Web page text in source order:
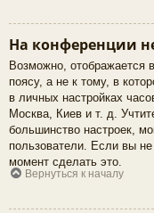
На конференции
Возможно, отображается
поясу, а не к тому, в
в личных настройках
Москва, Киев и т. д.
большинство настроек,
пользователи. Если вы
момент сделать это.
Вернуться к началу